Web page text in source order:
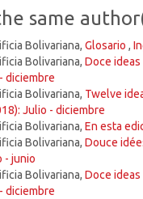
same
Bolivariana, Glosario ,
Bolivariana, Doce
diciembre
Bolivariana, Twelve
Julio - diciembre
Bolivariana, En esta
Bolivariana, Douce
- junio
Bolivariana, Doce
diciembre